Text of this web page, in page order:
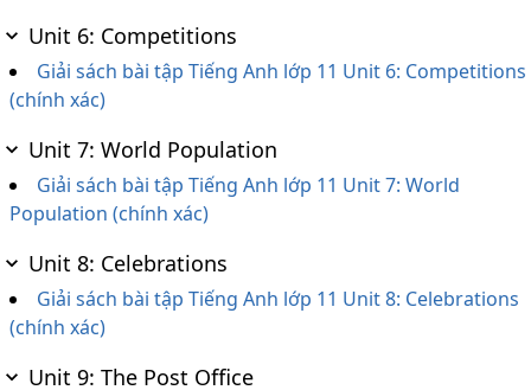
Unit 6: Competitions
Giải sách bài tập Tiếng Anh lớp 11 Unit 6: Competitions
(chính xác)
Unit 7: World Population
Giải sách bài tập Tiếng Anh lớp 11 Unit 7: World
Population (chính xác)
Unit 8: Celebrations
Giải sách bài tập Tiếng Anh lớp 11 Unit 8: Celebrations
(chính xác)
Unit 9: The Post Office